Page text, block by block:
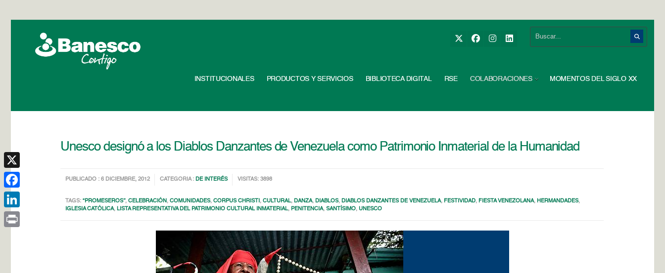
INSTITUCIONALES PRODUCTOS Y SERVICIOS BIBLIOTECA DIGITAL RSE COLABORACIONES MOMENTOS DEL SIGLO XX
Unesco designó a los Diablos Danzantes de Venezuela como Patrimonio Inmaterial de la Humanidad
PUBLICADO : 6 DICIEMBRE, 2012 CATEGORIA : DE INTERÉS VISITAS: 3898
TAGS:“PROMESEROS’’,CELEBRACIÓN ,COMUNIDADES,CORPUS CHRISTI ,CULTURAL, DANZA, DIABLOS, DIABLOS DANZANTES DE VENEZUELA, FESTIVIDAD, FIESTA VENEZOLANA, HERMANDADES,
IGLESIA CATÓLICA, LISTA REPRESENTATIVA DEL PATRIMONIO CULTURAL INMATERIAL, PENITENCIA,SANTÍSIMO,UNESCO
X
Facebook
LinkedIn